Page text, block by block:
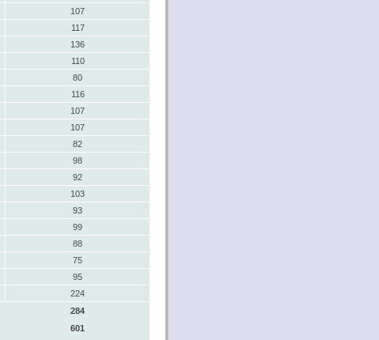
107
117
136
110
80
116
107
107
82
98
92
103
93
99
88
75
95
224
284
601